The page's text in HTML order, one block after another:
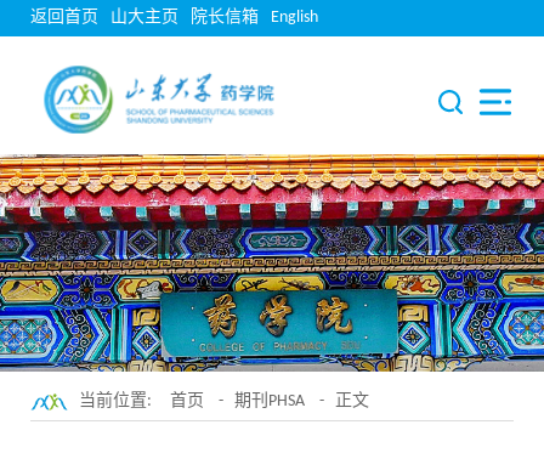
返回首页 山大主页 院长信箱 English
当前位置: 首页 - 期刊PHSA - 正文